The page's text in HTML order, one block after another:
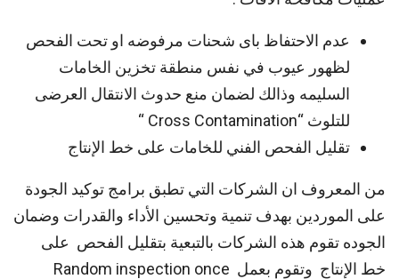
عدم الاحتفاظ باى شحنات مرفوضه او تحت الفحص
لظهور عيوب في نفس منطقة تخزين الخامات
السليمه وذالك لضمان منع حدوث الانتقال العرضى
للتلوث “Cross Contamination “
تقليل الفحص الفني للخامات على خط الإنتاج
من المعروف ان الشركات التي تطبق برامج توكيد الجودة
على الموردين بهدف تنمية وتحسين الأداء والقدرات وضمان
الجوده تقوم هذه الشركات بالتبعية بتقليل الفحص على
خط الإنتاج وتقوم بعمل Random inspection once